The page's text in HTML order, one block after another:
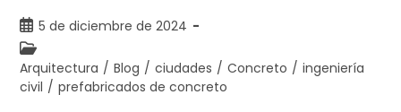
5 de diciembre de 2024
Arquitectura / Blog / ciudades / Concreto / ingeniería
civil / prefabricados de concreto